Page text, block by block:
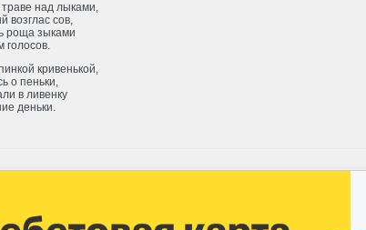
траве над лыками,
возглас сов,
роща зыками
голосов.
кривенькой,
о пеньки,
в ливенку
деньки.